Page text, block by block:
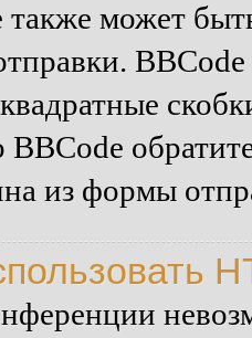
также может
из формы